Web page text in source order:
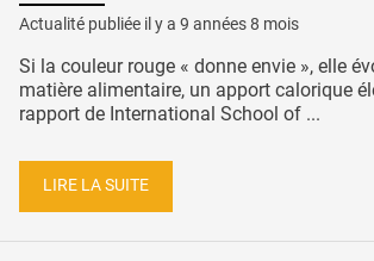
Actualité publiée il y a 9 années 8 mois
Si la couleur rouge « donne envie », elle
matière alimentaire, un apport calorique
rapport de International School of ...
LIRE LA SUITE